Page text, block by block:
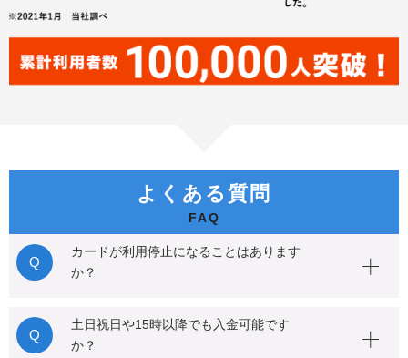
よくある質問
Q
カードが利用停止になることはあります
か？
Q
土日祝日や15時以降でも入金可能です
か？